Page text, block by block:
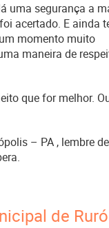
uma segurança a
acertado. E ainda
momento muito
maneira de
que for melhor.
– PA , lembre
de